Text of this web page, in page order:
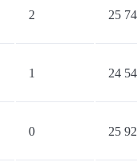
2 25
1 24
0 25